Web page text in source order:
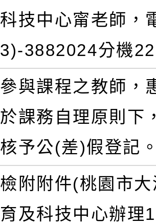
科技中心甯老師，
3)-3882024分機
參與課程之教師，
於課務自理原則下
核予公(差)假登記
檢附附件(桃園市
育及科技中心辦理